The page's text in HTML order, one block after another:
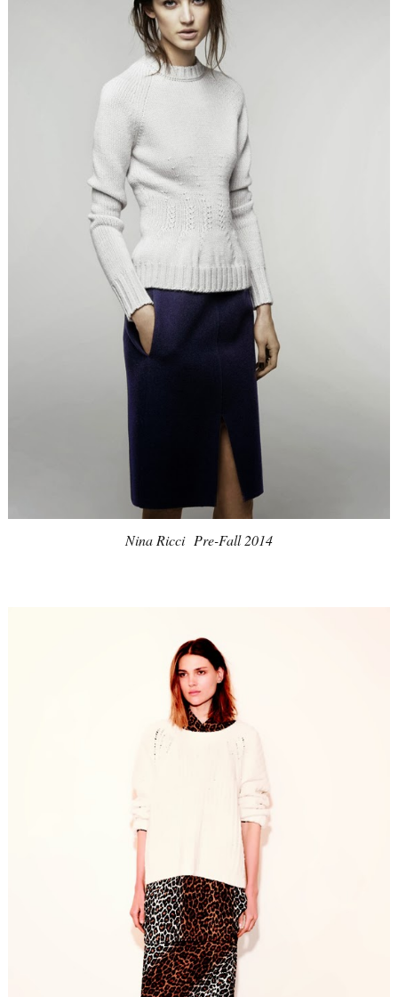
Nina Ricci Pre-Fall 2014